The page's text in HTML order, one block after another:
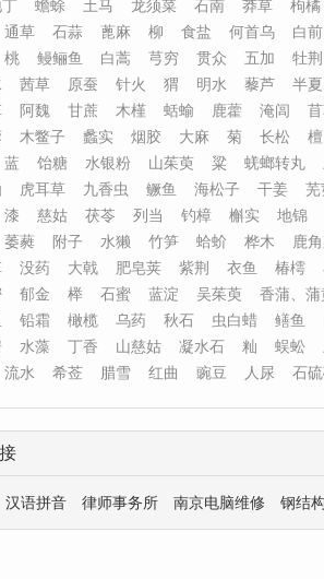
蟾蜍 土马 龙须菜 石南 莽草 枸橘
通草 石蒜 蓖麻 柳 食盐 何首乌 白前
桃 鳗鲡鱼 白蒿 芎穷 贯众 五加 牡荆
茜草 原蚕 针火 猬 明水 藜芦 半夏
阿魏 甘蔗 木槿 蛞蝓 鹿藿 淹闾
木鳖子 蠡实 烟胶 大麻 菊 长松 檀
蓝 饴糖 水银粉 山茱萸 粱 蜣螂转丸
虎耳草 九香虫 鳜鱼 海松子 干姜 芜
漆 慈姑 茯苓 列当 钓樟 槲实 地锦
萎蕤 附子 水獭 竹笋 蛤蚧 桦木 鹿
没药 大戟 肥皂荚 紫荆 衣鱼 椿樗
郁金 榉 石蜜 蓝淀 吴茱萸 香蒲、蒲
铅霜 橄榄 乌药 秋石 虫白蜡 鳝鱼
水藻 丁香 山慈姑 凝水石 籼 蜈蚣
流水 希莶 腊雪 红曲 豌豆 人尿 石
汉语拼音 律师事务所 南京电脑维修 钢结构